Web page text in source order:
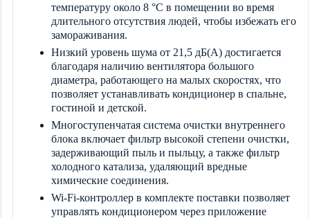
температуру около 8 °C в помещении во время
длительного отсутствия людей, чтобы избежать его
замораживания.
Низкий уровень шума от 21,5 дБ(А) достигается
благодаря наличию вентилятора большого
диаметра, работающего на малых скоростях, что
позволяет устанавливать кондиционер в спальне,
гостиной и детской.
Многоступенчатая система очистки внутреннего
блока включает фильтр высокой степени очистки,
задерживающий пыль и пыльцу, а также фильтр
холодного катализа, удаляющий вредные
химические соединения.
Wi-Fi-контроллер в комплекте поставки позволяет
управлять кондиционером через приложение